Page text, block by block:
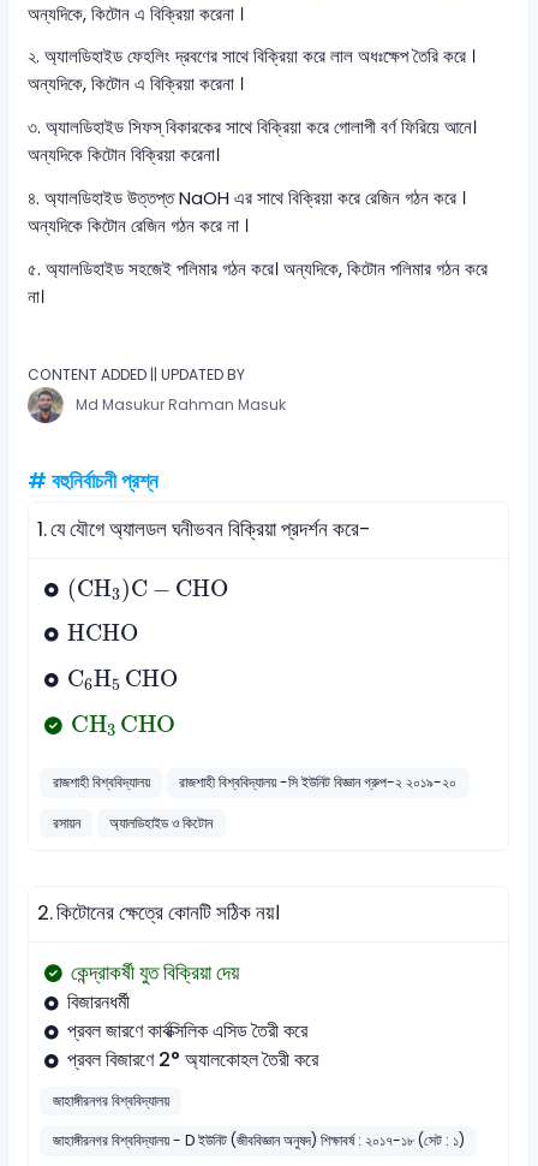
অন্যদিকে, কিটোন এ বিক্রিয়া করেনা ।
২. অ্যালডিহাইড ফেহলিং দ্রবণের সাথে বিক্রিয়া করে লাল অধঃক্ষেপ তৈরি করে ।
অন্যদিকে, কিটোন এ বিক্রিয়া করেনা ।
৩. অ্যালডিহাইড সিফস্ বিকারকের সাথে বিক্রিয়া করে গোলাপী বর্ণ ফিরিয়ে আনে।
অন্যদিকে কিটোন বিক্রিয়া করেনা।
৪. অ্যালডিহাইড উত্তপ্ত NaOH এর সাথে বিক্রিয়া করে রেজিন গঠন করে ।
অন্যদিকে কিটোন রেজিন গঠন করে না ।
৫. অ্যালডিহাইড সহজেই পলিমার গঠন করে। অন্যদিকে, কিটোন পলিমার গঠন করে
না।
CONTENT ADDED || UPDATED BY
Md Masukur Rahman Masuk
# বহুনির্বাচনী প্রশ্ন
1.যে যৌগে অ্যালডল ঘনীভবন বিক্রিয়া প্রদর্শন করে-
(CH3)C − CHO
(CH 3)C CHO
HCHO
HCHO
C6H5 CHO
C6H5CHO
CH3 CHO
CH 3CHO
রাজশাহী বিশ্ববিদ্যালয়
রাজশাহী বিশ্ববিদ্যালয় -সি ইউনিট বিজ্ঞান গ্রুপ-২ ২০১৯-২০
রসায়ন
অ্যালডিহাইড ও কিটোন
2.কিটোনের ক্ষেত্রে কোনটি সঠিক নয়।
কেন্দ্রাকর্ষী যুত বিক্রিয়া দেয়
বিজারনধর্মী
প্রবল জারণে কার্বক্সিলিক এসিড তৈরী করে
প্রবল বিজারণে 2° অ্যালকোহল তৈরী করে
জাহাঙ্গীরনগর বিশ্ববিদ্যালয়
জাহাঙ্গীরনগর বিশ্ববিদ্যালয় - D ইউনিট (জীববিজ্ঞান অনুষদ) শিক্ষাবর্ষ : ২০১৭-১৮ (সেট : ১)